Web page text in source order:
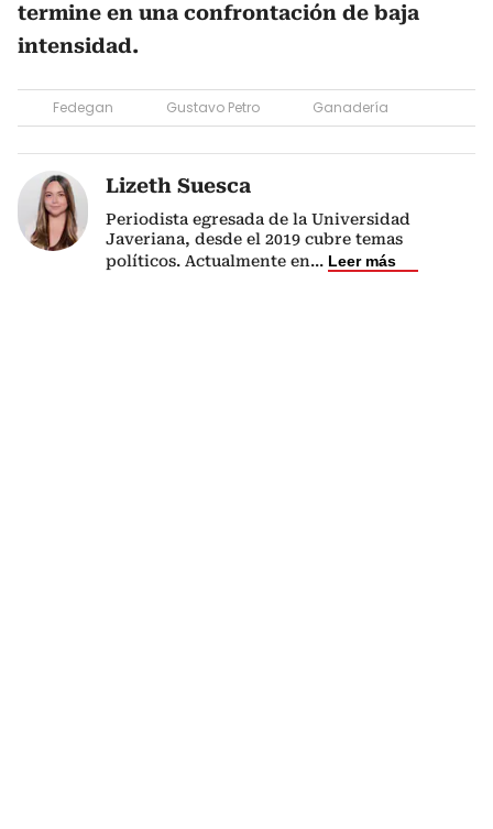
termine en una confrontación de baja
intensidad.
Fedegan Gustavo Petro Ganadería
Lizeth Suesca
Periodista egresada de la Universidad
Javeriana, desde el 2019 cubre temas
políticos. Actualmente en... Leer más